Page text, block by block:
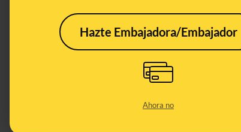
Hazte Embajadora/Embajador
Ahora no
¿Qué sanción me
puede caer por poner
mi casa? Ni vas a ir a la